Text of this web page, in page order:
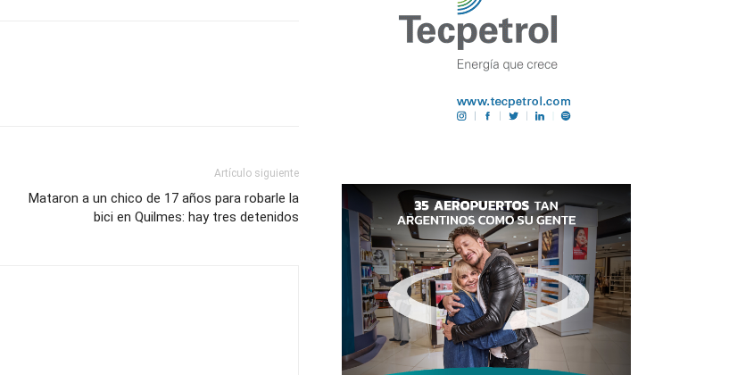
Artículo siguiente
Mataron a un chico de 17 años para robarle la
bici en Quilmes: hay tres detenidos